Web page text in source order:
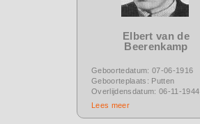
Elbert van de
Beerenkamp
Geboortedatum: 07-06-1916
Geboorteplaats: Putten
Overlijdensdatum: 06-11-1944
Lees meer